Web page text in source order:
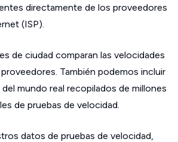
directamente de los proveedores
(ISP).
de ciudad comparan las velocidades
También podemos incluir
del mundo real recopilados de millones
de pruebas de velocidad.
datos de pruebas de velocidad,